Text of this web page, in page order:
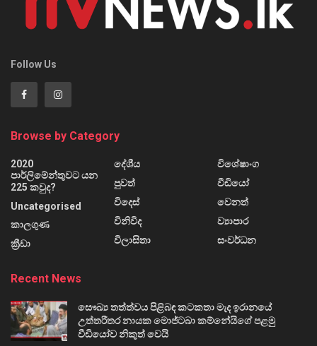
Follow Us
Browse by Category
2020
පාර්ලිමේන්තුවට යන
225 කවුද?
Uncategorised
කාලගුණ
ක්‍රීඩා
දේශීය
පුවත්
විදෙස්
විනිවිද
විලාසිතා
විශේෂාංග
වීඩියෝ
වෙනත්
ව්‍යාපාර
සංවර්ධන
Recent News
සෞඛ්‍ය තත්ත්වය පිළිබඳ කටකතා මැද ඉරානයේ
උත්තරීතර නායක මොජ්ටබා කම්නේයිගේ පළමු
වීඩියෝව නිකුත් වෙයි